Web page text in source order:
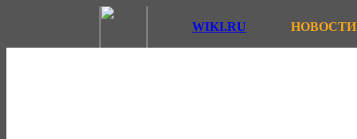
WIKI.RU НОВОСТИ